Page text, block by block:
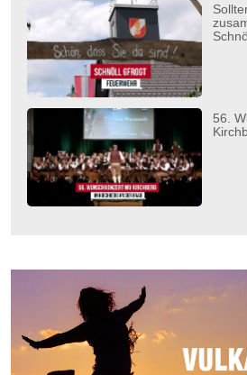
56.